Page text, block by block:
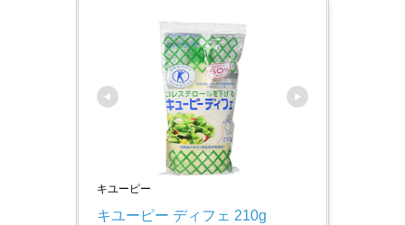
キユーピー
キユーピー ディフェ 210g